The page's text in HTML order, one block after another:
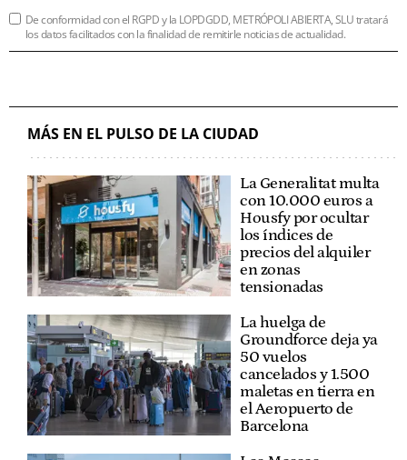
De conformidad con el RGPD y la LOPDGDD, METRÓPOLI ABIERTA, SLU tratará
los datos facilitados con la finalidad de remitirle noticias de actualidad.
MÁS EN EL PULSO DE LA CIUDAD
La Generalitat multa
con 10.000 euros a
Housfy por ocultar
los índices de
precios del alquiler
en zonas
tensionadas
La huelga de
Groundforce deja ya
50 vuelos
cancelados y 1.500
maletas en tierra en
el Aeropuerto de
Barcelona